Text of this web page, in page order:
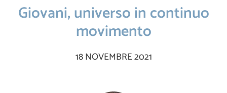
Giovani, universo in continuo
movimento
18 NOVEMBRE 2021